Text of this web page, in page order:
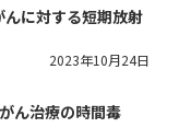
に対する短期放射
2023年10月24日
ん治療の時間毒